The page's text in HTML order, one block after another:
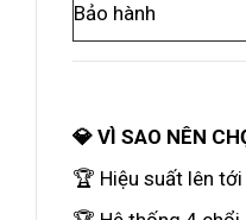
Bảo hành
💎 VÌ SAO NÊN
🏆 Hiệu suất lên